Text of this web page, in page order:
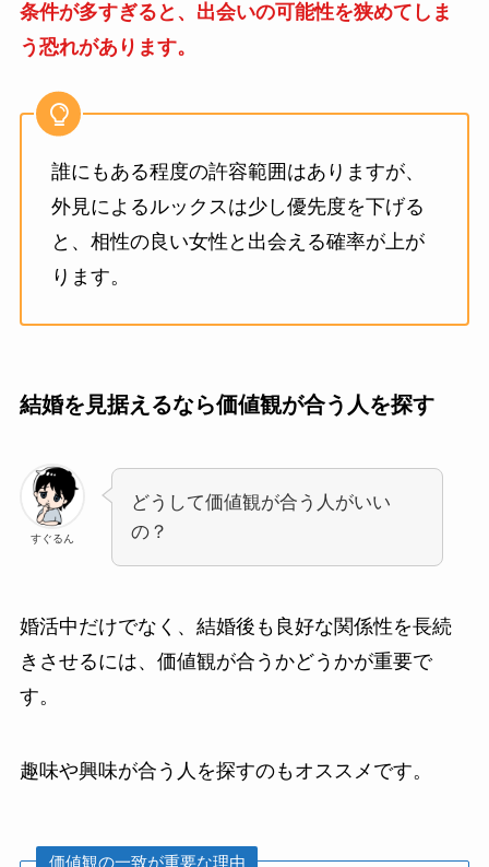
条件が多すぎると、出会いの可能性を狭めてしま
う恐れがあります。
誰にもある程度の許容範囲はありますが、
外見によるルックスは少し優先度を下げる
と、相性の良い女性と出会える確率が上が
ります。
結婚を見据えるなら価値観が合う人を探す
すぐるん
どうして価値観が合う人がいい
の？
婚活中だけでなく、結婚後も良好な関係性を長続
きさせるには、価値観が合うかどうかが重要で
す。
趣味や興味が合う人を探すのもオススメです。
価値観の一致が重要な理由